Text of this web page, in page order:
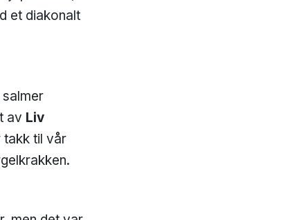
et diakonalt
av Liv
takk til vår